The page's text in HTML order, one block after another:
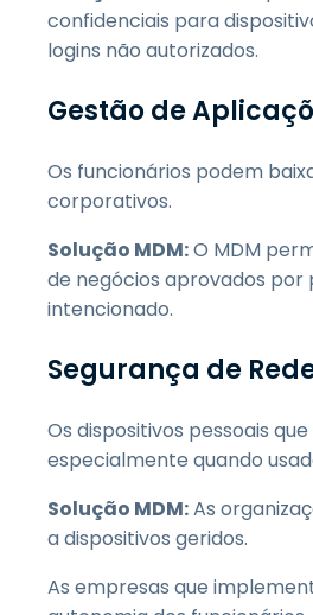
confidenciais para
logins não autorizados.
Gestão de
Os funcionários podem
corporativos.
Solução MDM:O MDM
de negócios aprovados
intencionado.
Segurança de
Os dispositivos pessoais
especialmente quando
Solução MDM:As
a dispositivos geridos.
As empresas que